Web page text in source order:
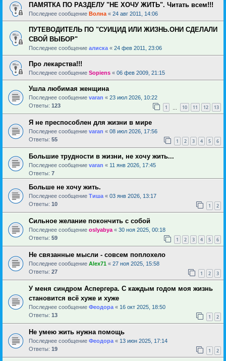
ПАМЯТКА ПО РАЗДЕЛУ "НЕ ХОЧУ ЖИТЬ". Читать всем!!!
Последнее сообщение Волна « 24 авг 2011, 14:06
ПУТЕВОДИТЕЛЬ ПО "СУИЦИД ИЛИ ЖИЗНЬ.ОНИ СДЕЛАЛИ
СВОЙ ВЫБОР"
Последнее сообщение алиска « 24 фев 2011, 23:06
Про лекарства!!!
Последнее сообщение Sopiens « 06 фев 2009, 21:15
Ушла любимая женщина
Последнее сообщение varan « 23 июл 2026, 10:22
Ответы: 123 1 10 11 12 13
Я не преспособлен для жизни в мире
Последнее сообщение varan « 08 июл 2026, 17:56
Ответы: 55 1 2 3 4 5 6
Большие трудности в жизни, не хочу жить...
Последнее сообщение varan « 11 янв 2026, 17:45
Ответы: 7
Больше не хочу жить.
Последнее сообщение Тиша « 03 янв 2026, 13:17
Ответы: 10 1 2
Сильное желание покончить с собой
Последнее сообщение oslyabya « 30 ноя 2025, 00:18
Ответы: 59 1 2 3 4 5 6
Не связанные мысли - совсем поплохело
Последнее сообщение Alex71 « 27 ноя 2025, 15:58
Ответы: 27 1 2 3
У меня синдром Аспергера. С каждым годом моя жизнь
становится всё хуже и хуже
Последнее сообщение Феодора « 16 окт 2025, 18:50
Ответы: 13 1 2
Не умею жить нужна помощь
Последнее сообщение Феодора « 13 июн 2025, 17:14
Ответы: 19 1 2